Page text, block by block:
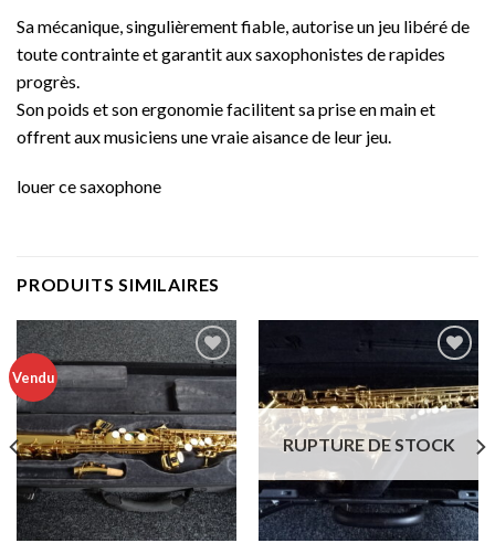
Sa mécanique, singulièrement fiable, autorise un jeu libéré de
toute contrainte et garantit aux saxophonistes de rapides
progrès.
Son poids et son ergonomie facilitent sa prise en main et
offrent aux musiciens une vraie aisance de leur jeu.
louer ce saxophone
PRODUITS SIMILAIRES
Vendu
Add to
wishlist
Add to
RUPTURE DE STOCK